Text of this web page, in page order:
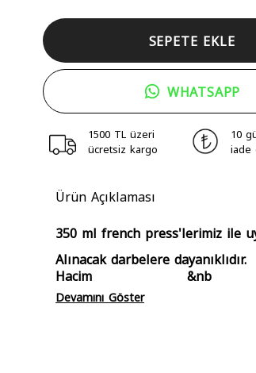
SEPETE EKLE
WHATSAPP
1500 TL üzeri
ücretsiz kargo
10
iade
Ürün Açıklaması
350 ml french press'lerimiz ile
Alınacak darbelere dayanıklıdır.
Hacim &nb
Devamını Göster